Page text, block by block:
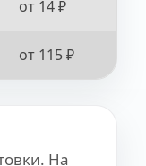
от 14 ₽
от 115 ₽
На